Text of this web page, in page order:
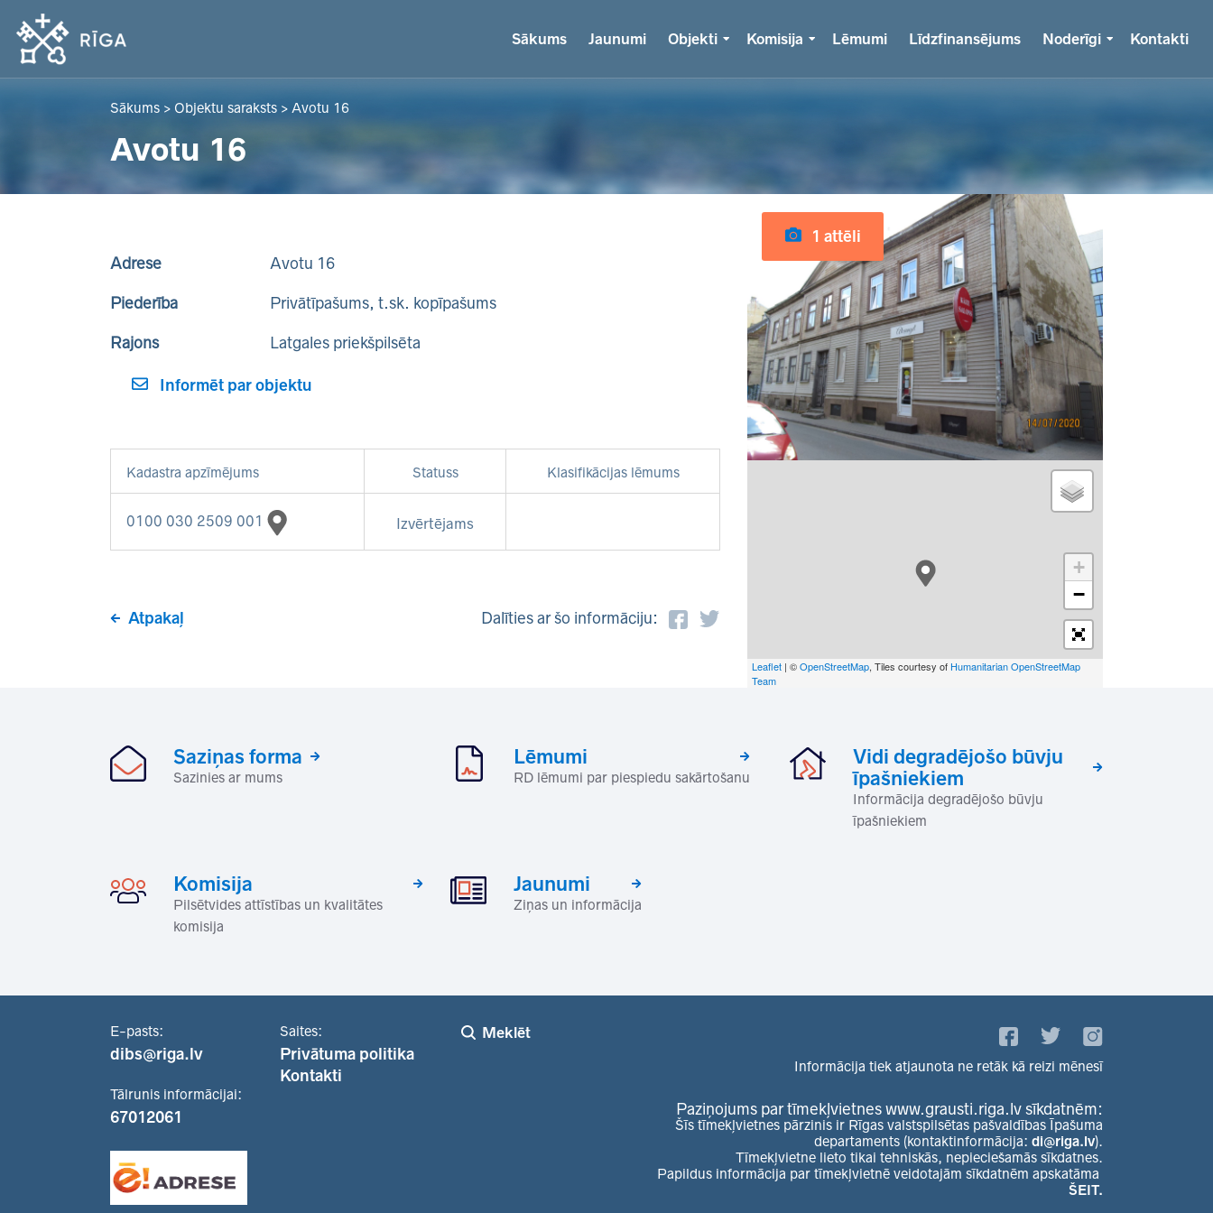
Sākums Jaunumi Objekti Komisija Lēmumi Līdzfinansējums Noderīgi Kontakti
Sākums > Objektu saraksts > Avotu 16
Avotu 16
Adrese Avotu 16
Piederība Privātīpašums, t.sk. kopīpašums
Rajons Latgales priekšpilsēta
Informēt par objektu
Kadastra apzīmējums Statuss Klasifikācijas lēmums
0100 030 2509 001 Izvērtējams
Atpakaļ Dalīties ar šo informāciju:
1 attēli
+
−
Leaflet | ©OpenStreetMap, Tiles courtesy of Humanitarian OpenStreetMap
Team
Saziņas forma
Sazinies ar mums
Lēmumi
RD lēmumi par piespiedu sakārtošanu
Vidi degradējošo būvju
īpašniekiem
Informācija degradējošo būvju
īpašniekiem
Komisija
Pilsētvides attīstības un kvalitātes
komisija
Jaunumi
Ziņas un informācija
E-pasts:
dibs@riga.lv
Tālrunis informācijai:
67012061
Saites:
Privātuma politika
Kontakti
Meklēt
Informācija tiek atjaunota ne retāk kā reizi mēnesī
Paziņojums par tīmekļvietnes www.grausti.riga.lv sīkdatnēm:
Šīs tīmekļvietnes pārzinis ir Rīgas valstspilsētas pašvaldības Īpašuma
departaments (kontaktinformācija: di@riga.lv).
Tīmekļvietne lieto tikai tehniskās, nepieciešamās sīkdatnes.
Papildus informācija par tīmekļvietnē veidotajām sīkdatnēm apskatāma
ŠEIT.